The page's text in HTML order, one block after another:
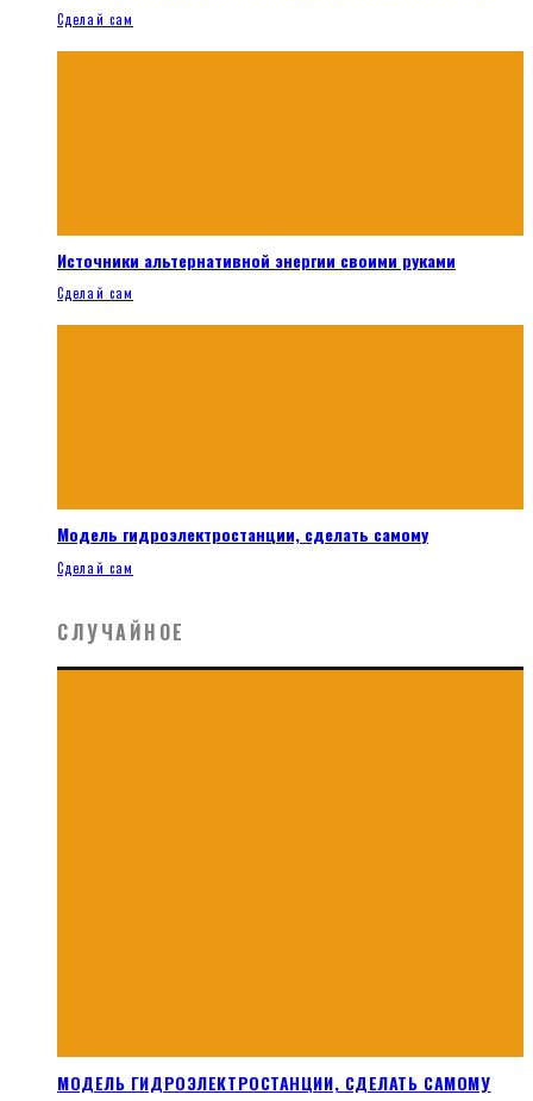
Сделай сам
Источники альтернативной энергии своими руками
Сделай сам
Модель гидроэлектростанции, сделать самому
Сделай сам
СЛУЧАЙНОЕ
МОДЕЛЬ ГИДРОЭЛЕКТРОСТАНЦИИ, СДЕЛАТЬ САМОМУ